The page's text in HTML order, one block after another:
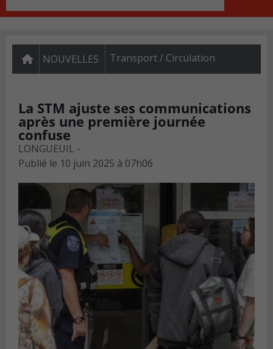
NOUVELLES Transport / Circulation
La STM ajuste ses communications
après une première journée
confuse
LONGUEUIL -
Publié le 10 juin 2025 à 07h06